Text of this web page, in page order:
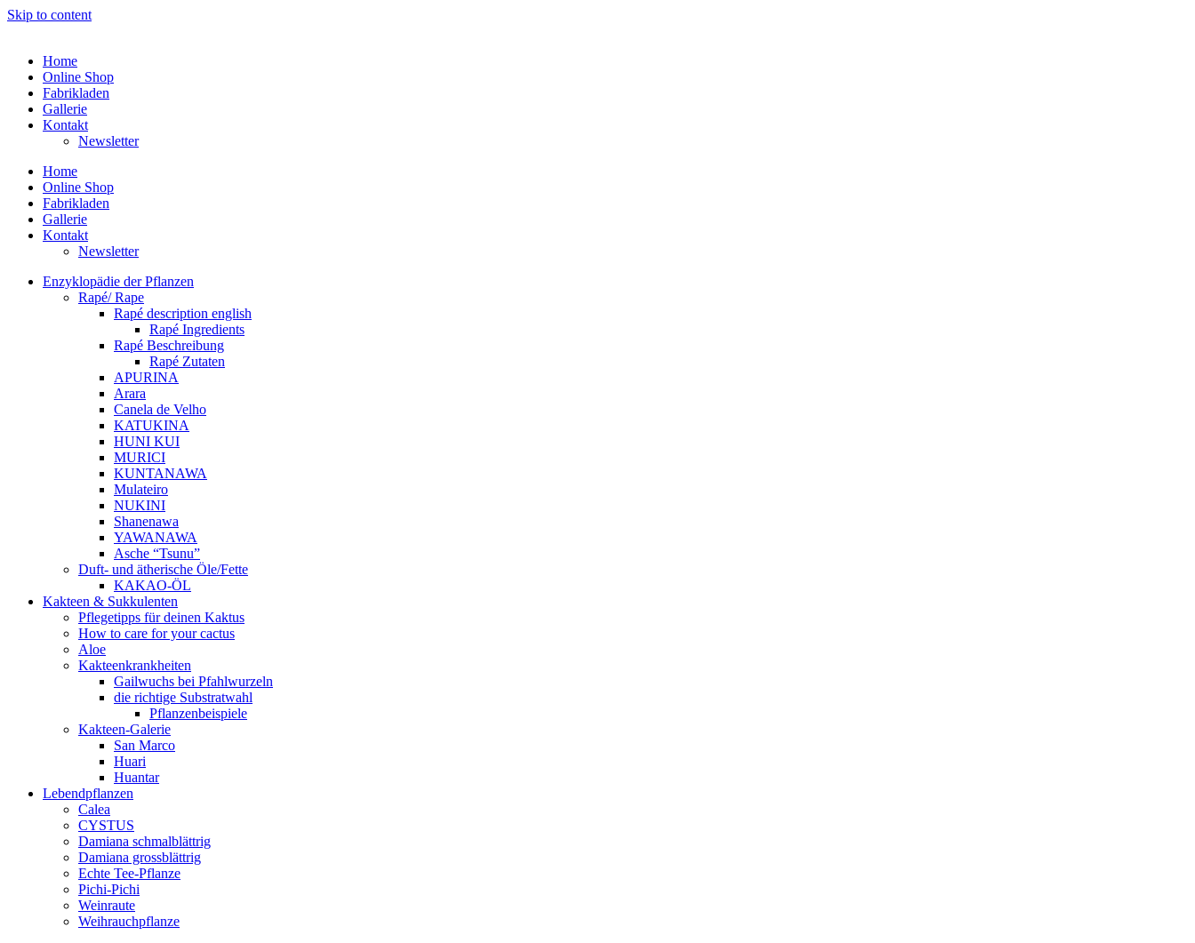
Skip to content
Home
Online Shop
Fabrikladen
Gallerie
Kontakt
Newsletter
Home
Online Shop
Fabrikladen
Gallerie
Kontakt
Newsletter
Enzyklopädie der Pflanzen
Rapé/ Rape
Rapé description english
Rapé Ingredients
Rapé Beschreibung
Rapé Zutaten
APURINA
Arara
Canela de Velho
KATUKINA
HUNI KUI
MURICI
KUNTANAWA
Mulateiro
NUKINI
Shanenawa
YAWANAWA
Asche “Tsunu”
Duft- und ätherische Öle/Fette
KAKAO-ÖL
Kakteen & Sukkulenten
Pflegetipps für deinen Kaktus
How to care for your cactus
Aloe
Kakteenkrankheiten
Gailwuchs bei Pfahlwurzeln
die richtige Substratwahl
Pflanzenbeispiele
Kakteen-Galerie
San Marco
Huari
Huantar
Lebendpflanzen
Calea
CYSTUS
Damiana schmalblättrig
Damiana grossblättrig
Echte Tee-Pflanze
Pichi-Pichi
Weinraute
Weihrauchpflanze